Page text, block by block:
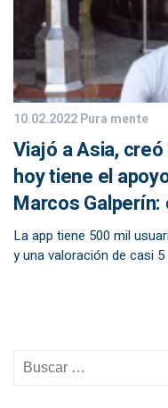
10.02.2022Pura mente
Viajó a Asia,
hoy tiene el
Marcos
La app tiene 500 mil
y una valoración de casi